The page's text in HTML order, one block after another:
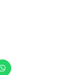
WhatsApp